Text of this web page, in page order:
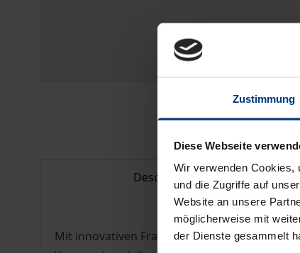
Zustimmung
Diese Webseite
Wir verwenden Cookies,
und die Zugriffe auf
Website an unsere
möglicherweise mit
der Dienste gesammelt
Description
Mit innovativen Fragestellungen und zudem